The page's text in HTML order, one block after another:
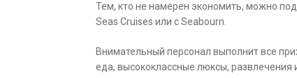
Тем, кто не намерен экономить, можно
Seas Cruises или с Seabourn.
Внимательный персонал выполнит все
еда, высококлассные люксы, развлечения